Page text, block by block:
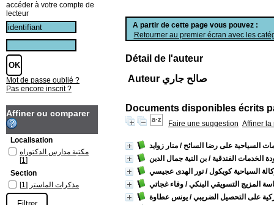
A partir de cette page vous pouvez :
Retourner au premier écran avec les
Détail de l'auteur
Auteur صالح جاري
Documents disponibles écrits
Faire une suggestion Affiner la
السياحية على رضا السائح / منار زوايد
الخدمات الفندقية / بن النية جمال الدين
السياحية كويكول/ نور الهدى عجيسي
المزيج التسويقي البنكي/ وفاء غجاتي
على التحصيل الضريبي/ يونس عطاوة
accéder à votre compte de
lecteur
Mot de passe oublié ?
Pas encore inscrit ?
Affiner ou comparer
Localisation
مكتبة مدارس الدكتوراه
[1]
Section
مذكرات الماستر [1]